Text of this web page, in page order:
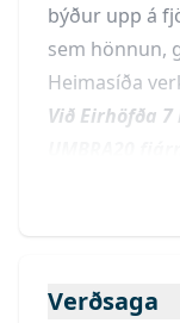
býður upp á
sem hönnun,
Heimasíða
Við Eirhöfða
nánari
Verðsaga